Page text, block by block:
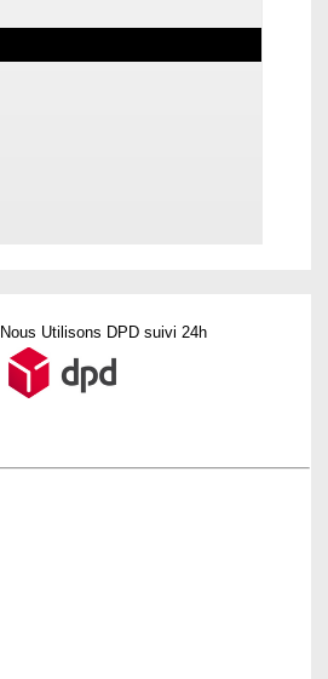
Nous Utilisons DPD suivi 24h